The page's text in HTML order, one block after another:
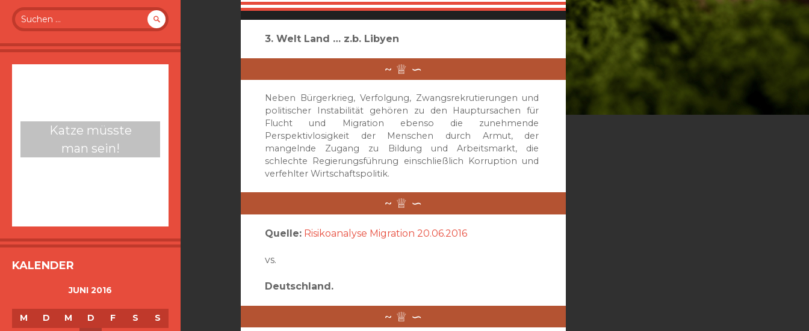
Suche
nach:
Katze müsste
man sein!
KALENDER
JUNI 2016
M D M D F S
S
3. Welt Land … z.b. Libyen
Neben Bürgerkrieg, Verfolgung, Zwangsrekrutierungen und
politischer Instabilität gehören zu den Hauptursachen für
Flucht und Migration ebenso die zunehmende
Perspektivlosigkeit der Menschen durch Armut, der
mangelnde Zugang zu Bildung und Arbeitsmarkt, die
schlechte Regierungsführung einschließlich Korruption und
verfehlter Wirtschaftspolitik.
Quelle: Risikoanalyse Migration 20.06.2016
vs.
Deutschland.